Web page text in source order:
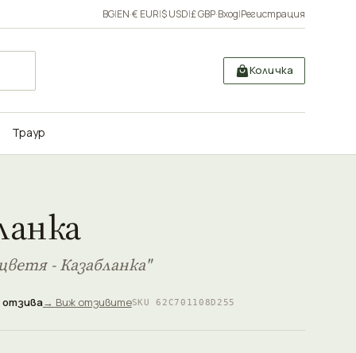
BG|EN·€ EUR|$ USD|£ GBP·Вход|Регистрация
Количка
Траур
- Казабланка"
отзива→ Виж отзивитеSKU 62C701108D255